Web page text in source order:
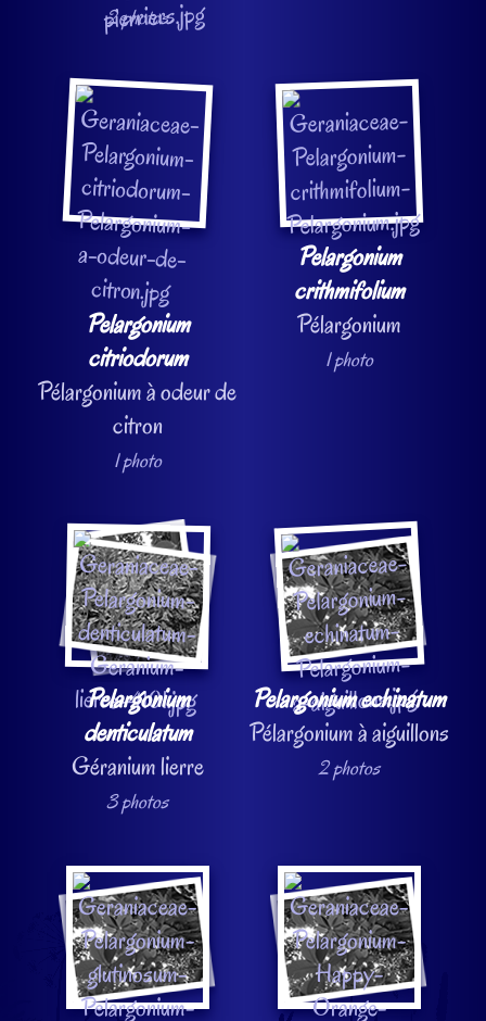
2 photos
Pelargonium
citriodorum
Pélargonium à odeur de
citron
1 photo
Pelargonium
crithmifolium
Pélargonium
1 photo
Pelargonium
denticulatum
Géranium lierre
3 photos
Pelargonium echinatum
Pélargonium à aiguillons
2 photos